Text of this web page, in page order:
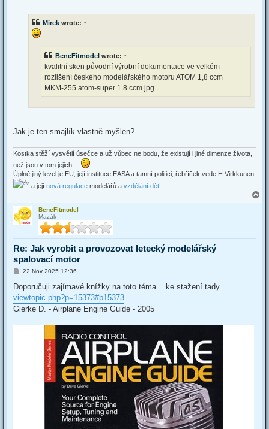
Mirek wrote: ↑
BeneFitmodel wrote: ↑
kvalitní sken původní výrobní dokumentace ve velkém
rozlišení českého modelářského motoru ATOM 1,8 ccm
MKM-255 atom-super 1.8 ccm.jpg
Jak je ten smajlík vlastně myšlen?
Kostka stěží vysvětlí úsečce a už vůbec ne bodu, že existují i jiné dimenze života,
než jsou v tom jejich ...
Úplně jiný level je EU, její instituce EASA a tamní politici, řebříček vede H.Virkkunen
a její nová regulace modelářů a vzdělání dětí
o
BeneFitmodel
Mazák
Re: Jak vyrobit a provozovat letecký modelářský
spalovací motor
P
s
22 Nov 2025 12:36
Doporučuji zajímavé knížky na toto téma... ke stažení tady
viewtopic.php?p=15373#p15373
Gierke D. - Airplane Engine Guide - 2005